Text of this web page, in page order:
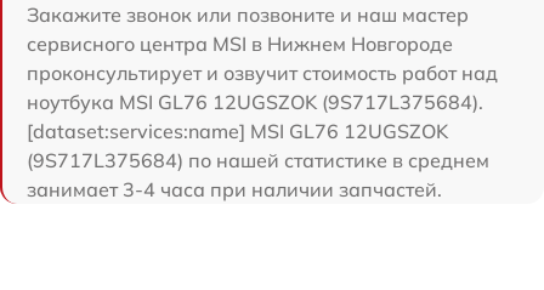
Закажите звонок или позвоните и наш мастер
сервисного центра MSI в Нижнем Новгороде
проконсультирует и озвучит стоимость работ над
ноутбука MSI GL76 12UGSZOK (9S717L375684).
[dataset:services:name] MSI GL76 12UGSZOK
(9S717L375684) по нашей статистике в среднем
занимает 3-4 часа при наличии запчастей.